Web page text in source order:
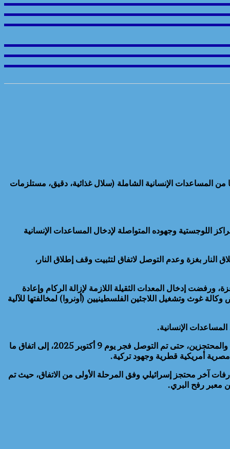
الأحمر المصري أن قافلة (زاد العزة..من مصر إلى غزة) الـ 219 التي دخلت، اليوم الثلاثاء، إلى قطاع غزة ، حملت نحو 2,514 طنًا من المساعدات الإنسانية الشاملة (سلال غذائية، دقيق، مستلزمات
اللوجستية وجهوده المتواصلة لإدخال المساعدات الإنسانية
2025 بعد انتهاء المرحلة الأولى من اتفاق وقف إطلاق النار بغزة وعدم التوصل لاتفاق لتثبيت وقف إطلاق النار،
إدخال المعدات الثقيلة اللازمة لإزالة الركام وإعادة
وشركة أمنية أمريكية رغم رفض وكالة غوث وتشغيل اللاجئين الفلسطينيين (أونروا) لمخالفتها للآلية
وواصل الوسطاء (مصر وقطر والولايات المتحدة) بذل الجهود من أجل إعلان اتفاق شامل لوقف إطلاق النار بقطاع غزة وتبادل إطلاق الأسرى والمحتجزين، حتى تم التوصل فجر يوم 9 أكتوبر 2025، إلى اتفاق ما
أمريكية قطرية وجهود تركية.
عملية تبادل الأسرى والمحتجزين وتسليم رفات آخر محتجز إسرائيلي وفق المرحلة الأولى من الاتفاق، حيث تم
معبر رفح البري.